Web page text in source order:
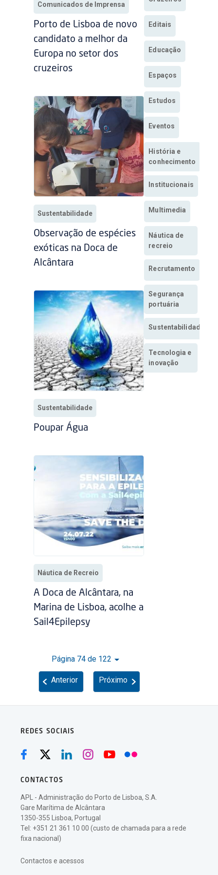
Comunicados de Imprensa
Porto de Lisboa de novo
candidato a melhor da
Europa no setor dos
cruzeiros
Sustentabilidade
Observação de espécies
exóticas na Doca de
Alcântara
Sustentabilidade
Poupar Água
Náutica de Recreio
A Doca de Alcântara, na
Marina de Lisboa, acolhe a
Sail4Epilepsy
Página 74 de 122
Anterior Próximo
Editais
Educação
Espaços
Estudos
Eventos
História e
conhecimento
Institucionais
Multimedia
Náutica de
recreio
Recrutamento
Segurança
portuária
Sustentabilidade
Tecnologia e
inovação
REDES SOCIAIS
CONTACTOS
APL - Administração do Porto de Lisboa, S.A.
Gare Marítima de Alcântara
1350-355 Lisboa, Portugal
Tel: +351 21 361 10 00 (custo de chamada para a rede
fixa nacional)
Contactos e acessos